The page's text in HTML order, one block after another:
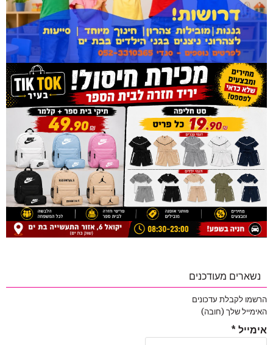
נשארים מעודכנים
הרשמו לקבלת עדכונים
האימייל שלך (חובה)
אימייל *